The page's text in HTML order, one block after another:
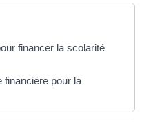
financer la scolarité
financière pour la